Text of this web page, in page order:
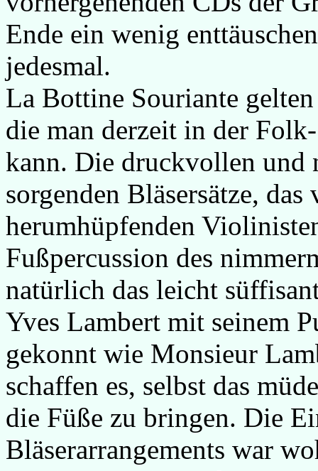
Ende ein wenig
jedesmal.
La Bottine Souriante
die man derzeit in der
kann. Die druckvollen und
sorgenden Bläsersätze,
herumhüpfenden
Fußpercussion des
natürlich das leicht
Yves Lambert mit seinem
gekonnt wie Monsieur
schaffen es, selbst das
die Füße zu bringen. Die
Bläserarrangements war